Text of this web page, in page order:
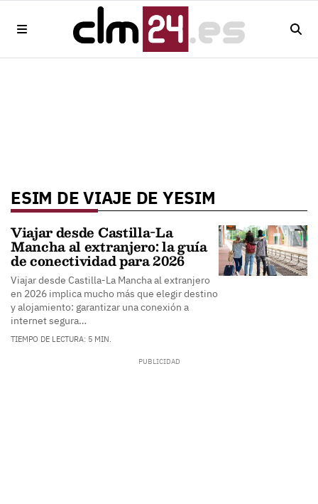
ESIM DE VIAJE DE YESIM
Viajar desde Castilla-La
Mancha al extranjero: la guía
de conectividad para 2026
Viajar desde Castilla-La Mancha al extranjero
en 2026 implica mucho más que elegir destino
y alojamiento: garantizar una conexión a
internet segura…
TIEMPO DE LECTURA: 5 MIN.